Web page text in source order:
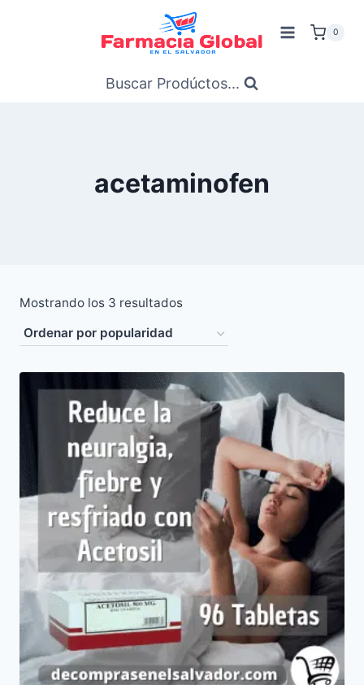
0
Buscar Prodúctos...
acetaminofen
Mostrando los 3 resultadosOrdenado
popularidad